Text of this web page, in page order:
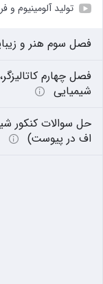
تولید آلومینیوم و
فصل سوم هنر و
فصل چهارم
شیمیایی
حل سوالات کنکور
اف در پیوست)